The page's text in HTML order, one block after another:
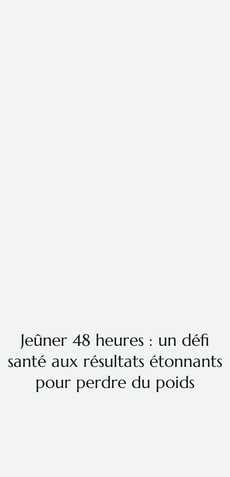
Jeûner 48 heures : un défi
santé aux résultats étonnants
pour perdre du poids